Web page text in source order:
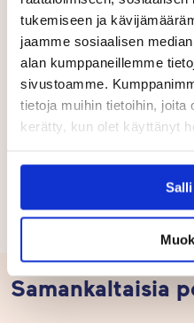
tukemiseen ja
jaamme sosiaalisen
alan kumppaneillemme
sivustoamme.
tietoja muihin tietoihin, joita
kerätty, kun olet käyttänyt
Touhula-päiväkotien p
osaamistatuettiin Teams-
päiväkotikohtaisilla
päiväkodin johtajiaja
yhteistyökumppaneiden ja
koulutuksiin.Näitä
esimerkiksi Suomen
turvallisuus- ja hyvinvointi
Samankaltaisia